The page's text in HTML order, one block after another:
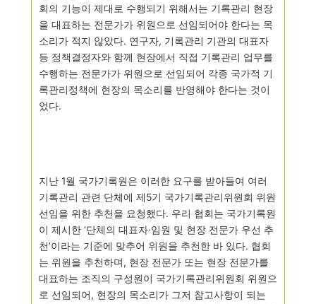
회의 기능이 제대로 수행되기 위해서는 기록관리 현장
을 대표하는 전문가가 위원으로 선임되어야 한다는 목
소리가 적지 않았다. 연구자, 기록관리 기관의 대표자
등 정책결정자와 함께 현장에서 직접 기록관리 업무를
수행하는 전문가가 위원으로 선임되어 각종 국가적 기
록관리정책에 현장의 목소리를 반영해야 한다는 것이
었다.
지난 1월 국가기록원은 이러한 요구를 받아들여 여러
기록관리 관련 단체에 제5기 국가기록관리위원회 위원
선임을 위한 추천을 요청했다. 우리 협회는 국가기록원
이 제시한 ‘단체의 대표자·임원 및 현장 전문가 우선 추
천’이라는 기준에 맞추어 위원을 추천한 바 있다. 협회
는 위원을 추천하며, 현장 전문가 또는 현장 전문가를
대표하는 조직의 구성원이 국가기록관리위원회 위원으
로 선임되어, 현장의 목소리가 그저 참고사항이 되는